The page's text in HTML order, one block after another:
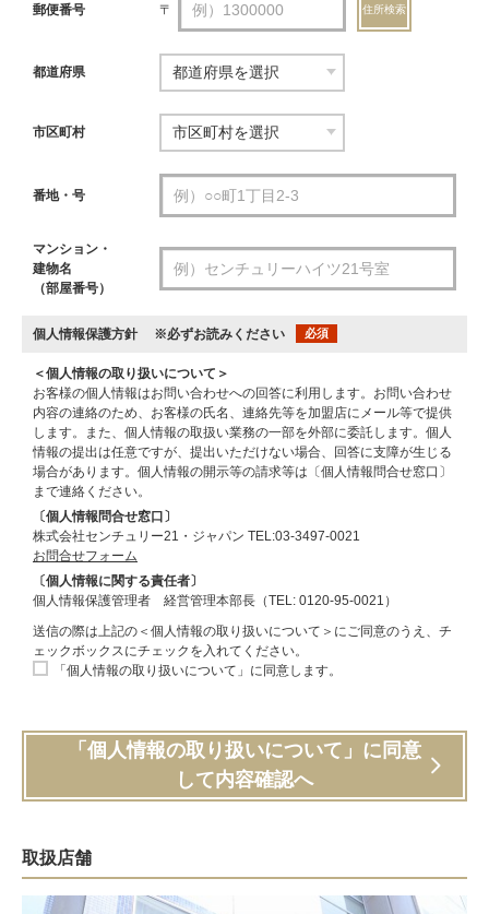
郵便番号 〒 住所検索
都道府県
市区町村
番地・号
マンション・
建物名
（部屋番号）
個人情報保護方針 ※必ずお読みください 必須
＜個人情報の取り扱いについて＞
お客様の個人情報はお問い合わせへの回答に利用します。お問い合わせ
内容の連絡のため、お客様の氏名、連絡先等を加盟店にメール等で提供
します。また、個人情報の取扱い業務の一部を外部に委託します。個人
情報の提出は任意ですが、提出いただけない場合、回答に支障が生じる
場合があります。個人情報の開示等の請求等は〔個人情報問合せ窓口〕
まで連絡ください。
〔個人情報問合せ窓口〕
株式会社センチュリー21・ジャパン TEL:03-3497-0021
お問合せフォーム
〔個人情報に関する責任者〕
個人情報保護管理者 経営管理本部長（TEL: 0120-95-0021）
送信の際は上記の＜個人情報の取り扱いについて＞にご同意のうえ、チ
ェックボックスにチェックを入れてください。
「個人情報の取り扱いについて」に同意します。
「個人情報の取り扱いについて」に同意
して内容確認へ
取扱店舗